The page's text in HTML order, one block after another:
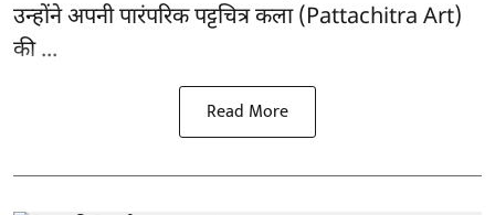
उन्होंने अपनी पारंपरिक पट्टचित्र कला (Pattachitra Art)
की ...
Read More